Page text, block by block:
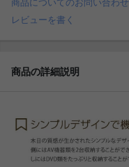
商品についてのお問い合わせ
レビューを書く
商品の詳細説明